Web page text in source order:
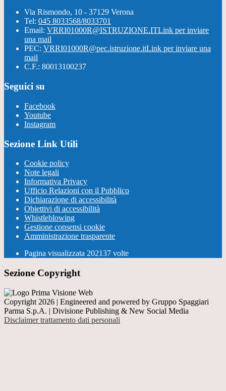
Via Rismondo, 10 - 37129 Verona
Tel: 045 8033568/8033701
Email: VRRI01000R@ISTRUZIONE.ITLink per inviare
una mail
PEC: VRRI01000R@pec.istruzione.itLink per inviare una
mail
C.F.: 80013100237
Seguici su
Facebook
Youtube
Instagram
Sezione Link Utili
Cookie policy
Note legali
Informativa Privacy
Ufficio Relazioni con il Pubblico
Dichiarazione di accessibilità
Obiettivi di accessibilità
Whistleblowing
Gestione consensi cookie
Amministrazione trasparente
Pagina visualizzata 202137 volte
Sezione Copyright
Copyright 2026 | Engineered and powered by Gruppo Spaggiari
Parma S.p.A. | Divisione Publishing & New Social Media
Disclaimer trattamento dati personali